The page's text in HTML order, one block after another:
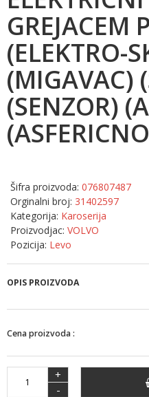
GREJACEM
(ELEKTRO-
(MIGAVAC)
(SENZOR)
Šifra proizvoda: 076807487
Orginalni broj: 31402597
Kategorija: Karoserija
Proizvodjac: VOLVO
Pozicija: Levo
OPIS PROIZVODA
Cena proizvoda :
+
-